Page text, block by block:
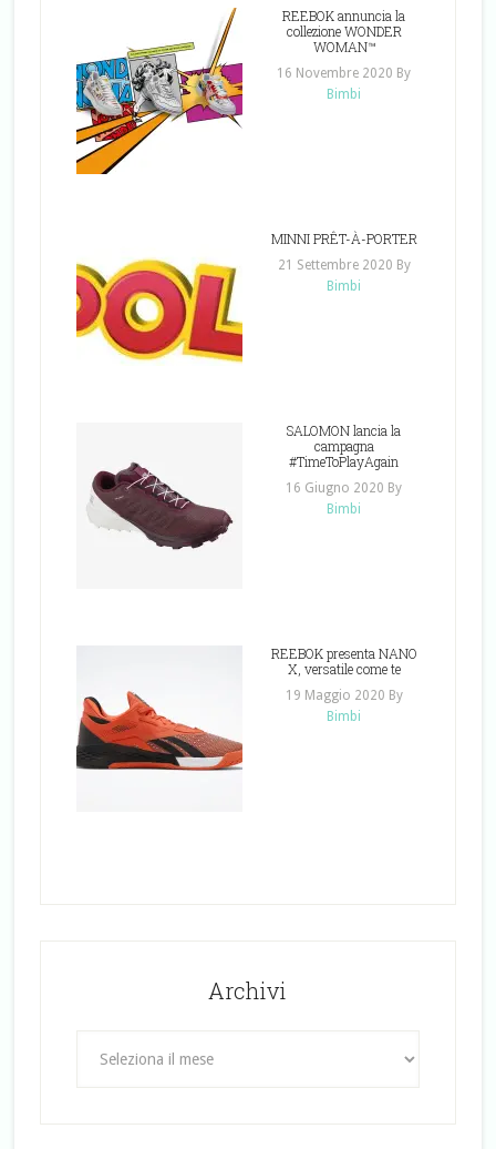
REEBOK annuncia la
collezione WONDER
WOMAN™
16 Novembre 2020 By
Bimbi
MINNI PRÊT-À-PORTER
21 Settembre 2020 By
Bimbi
SALOMON lancia la
campagna
#TimeToPlayAgain
16 Giugno 2020 By
Bimbi
REEBOK presenta NANO
X, versatile come te
19 Maggio 2020 By
Bimbi
Archivi